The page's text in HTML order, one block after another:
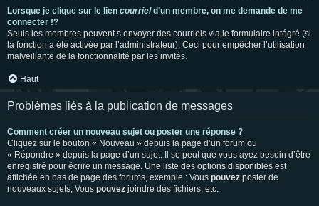
Lorsque je clique sur le lien courrield’un membre, on me demande de me
connecter !?
Seuls les membres peuvent s’envoyer des courriels via le formulaire intégré (si
la fonction a été activée par l’administrateur). Ceci pour empêcher l’utilisation
malveillante de la fonctionnalité par les invités.
Haut
Problèmes liés à la publication de messages
Comment créer un nouveau sujet ou poster une réponse ?
Cliquez sur le bouton « Nouveau » depuis la page d’un forum ou
« Répondre » depuis la page d’un sujet. Il se peut que vous ayez besoin d’être
enregistré pour écrire un message. Une liste des options disponibles est
affichée en bas de page des forums, exemple : Vous pouvez poster de
nouveaux sujets, Vous pouvez joindre des fichiers, etc.